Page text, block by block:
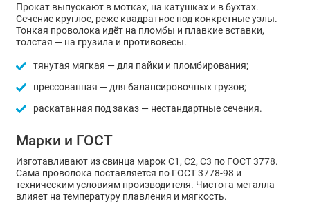
Прокат выпускают в мотках, на катушках и в бухтах.
Сечение круглое, реже квадратное под конкретные узлы.
Тонкая проволока идёт на пломбы и плавкие вставки,
толстая — на грузила и противовесы.
тянутая мягкая — для пайки и пломбирования;
прессованная — для балансировочных грузов;
раскатанная под заказ — нестандартные сечения.
Марки и ГОСТ
Изготавливают из свинца марок С1, С2, С3 по ГОСТ 3778.
Сама проволока поставляется по ГОСТ 3778-98 и
техническим условиям производителя. Чистота металла
влияет на температуру плавления и мягкость.